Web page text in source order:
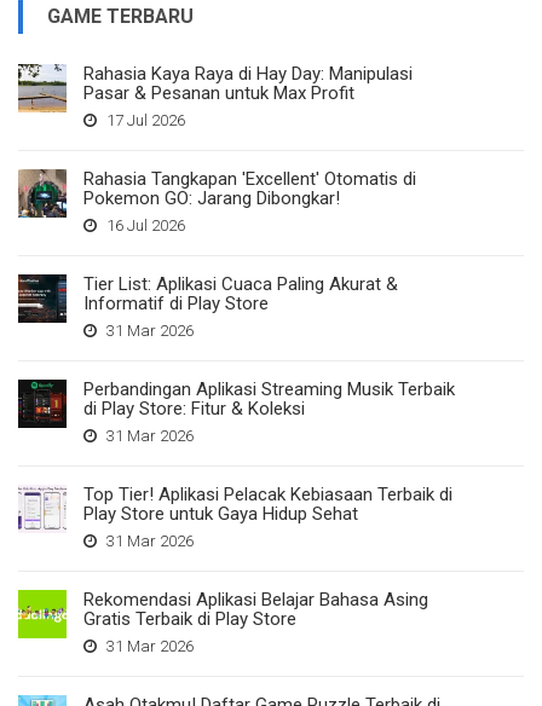
GAME TERBARU
Rahasia Kaya Raya di Hay Day: Manipulasi
Pasar & Pesanan untuk Max Profit
17 Jul 2026
Rahasia Tangkapan 'Excellent' Otomatis di
Pokemon GO: Jarang Dibongkar!
16 Jul 2026
Tier List: Aplikasi Cuaca Paling Akurat &
Informatif di Play Store
31 Mar 2026
Perbandingan Aplikasi Streaming Musik Terbaik
di Play Store: Fitur & Koleksi
31 Mar 2026
Top Tier! Aplikasi Pelacak Kebiasaan Terbaik di
Play Store untuk Gaya Hidup Sehat
31 Mar 2026
Rekomendasi Aplikasi Belajar Bahasa Asing
Gratis Terbaik di Play Store
31 Mar 2026